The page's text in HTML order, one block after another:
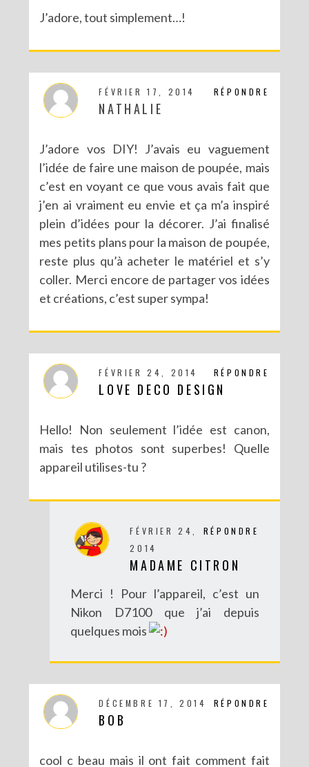
J’adore, tout simplement…!
RÉPONDRE
FÉVRIER 17, 2014
NATHALIE
J’adore vos DIY! J’avais eu vaguement
l’idée de faire une maison de poupée, mais
c’est en voyant ce que vous avais fait que
j’en ai vraiment eu envie et ça m’a inspiré
plein d’idées pour la décorer. J’ai finalisé
mes petits plans pour la maison de poupée,
reste plus qu’à acheter le matériel et s’y
coller. Merci encore de partager vos idées
et créations, c’est super sympa!
RÉPONDRE
FÉVRIER 24, 2014
LOVE DECO DESIGN
Hello! Non seulement l’idée est canon,
mais tes photos sont superbes! Quelle
appareil utilises-tu ?
RÉPONDRE
FÉVRIER 24,
2014
MADAME CITRON
Merci ! Pour l’appareil, c’est un
Nikon D7100 que j’ai depuis
quelques mois
RÉPONDRE
DÉCEMBRE 17, 2014
BOB
cool c beau mais il ont fait comment fait